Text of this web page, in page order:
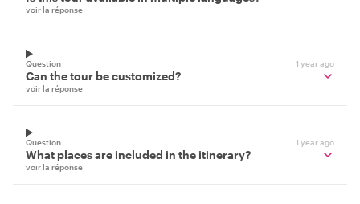
voir la réponse
Question 1 year ago
Can the tour be customized?
voir la réponse
Question 1 year ago
What places are included in the itinerary?
voir la réponse